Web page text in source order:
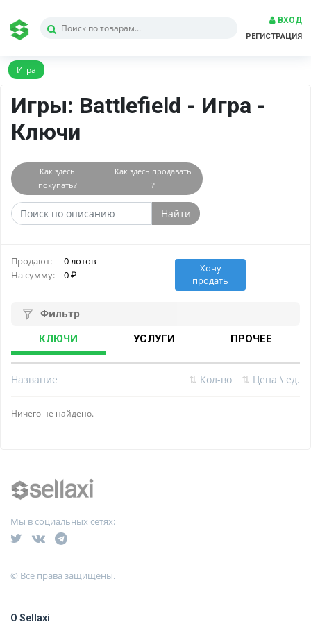
ВХОД
РЕГИСТРАЦИЯ
Игра
Игры: Battlefield - Игра -
Ключи
Как здесь
покупать?
Как здесь продавать
?
Найти
Продают:
0 лотов
На сумму:
0
Хочу
продать
Фильтр
КЛЮЧИ УСЛУГИ ПРОЧЕЕ
Название ⇅ Кол-во ⇅ Цена \ ед.
Ничего не найдено.
Мы в социальных сетях:
© Все права защищены.
О Sellaxi